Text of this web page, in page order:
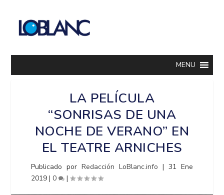
MENU
LA PELÍCULA
“SONRISAS DE UNA
NOCHE DE VERANO” EN
EL TEATRE ARNICHES
Publicado porRedacción LoBlanc.info | 31 Ene
2019 |0 |